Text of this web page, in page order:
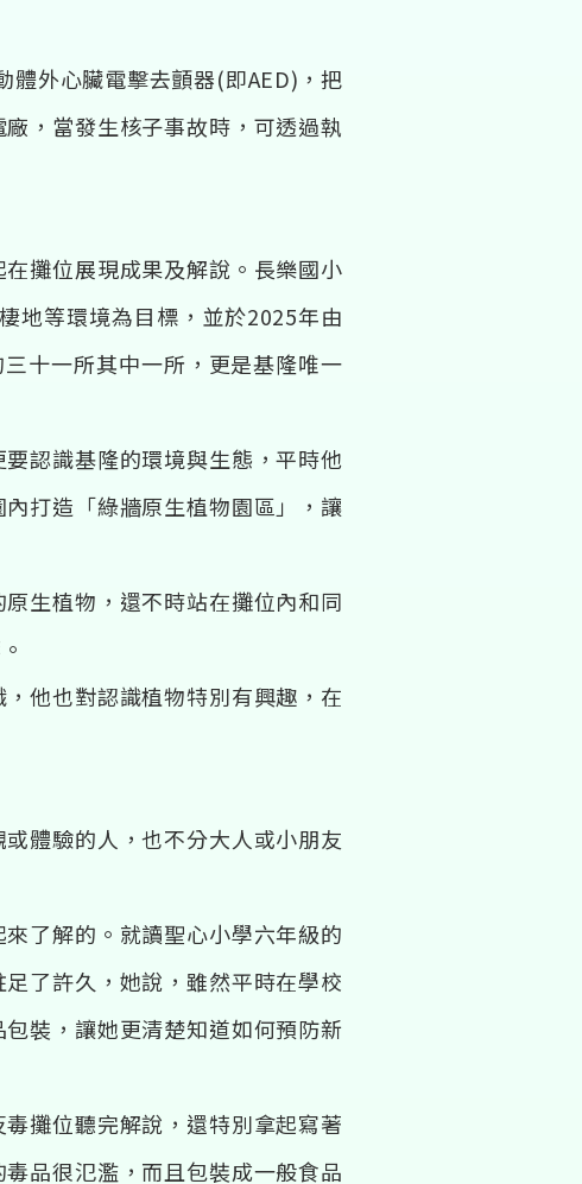
體外心臟電擊去顫器(即AED)，把
，當發生核子事故時，可透過執
攤位展現成果及解說。長樂國小
地等環境為目標，並於2025年由
十一所其中一所，更是基隆唯一
認識基隆的環境與生態，平時他
打造「綠牆原生植物園區」，讓
生植物，還不時站在攤位內和同
他也對認識植物特別有興趣，在
體驗的人，也不分大人或小朋友
了解的。就讀聖心小學六年級的
了許久，她說，雖然平時在學校
裝，讓她更清楚知道如何預防新
攤位聽完解說，還特別拿起寫著
品很氾濫，而且包裝成一般食品